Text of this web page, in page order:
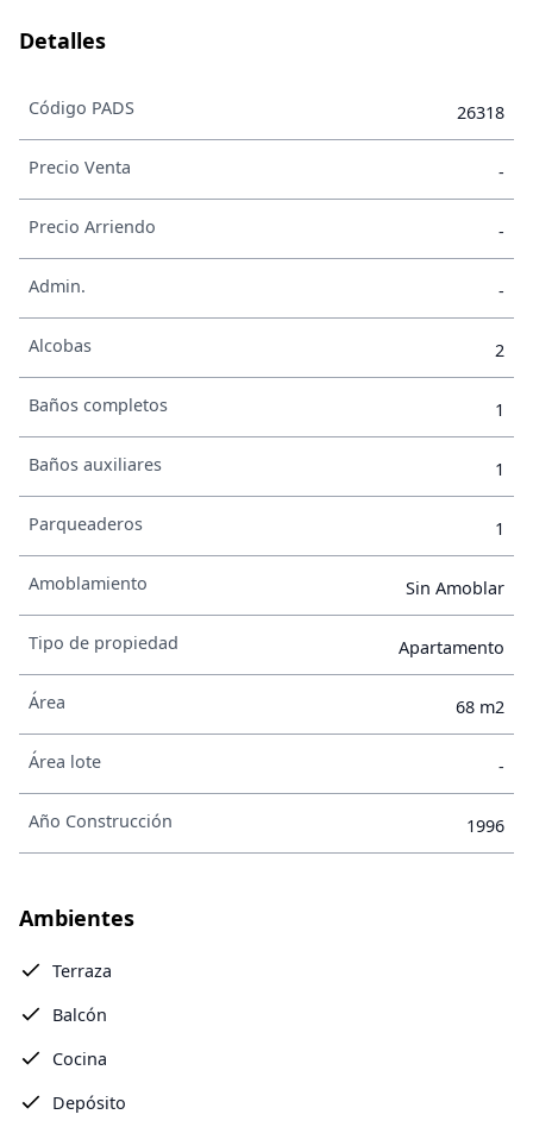
Detalles
Código PADS 26318
Precio Venta -
Precio Arriendo -
Admin. -
Alcobas 2
Baños completos 1
Baños auxiliares 1
Parqueaderos 1
Amoblamiento Sin Amoblar
Tipo de propiedad Apartamento
Área 68 m2
Área lote -
Año Construcción 1996
Ambientes
Terraza
Balcón
Cocina
Depósito